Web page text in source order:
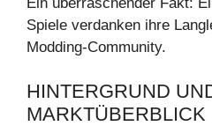
Spiele verdanken ihre
Modding-Community.
HINTERGRUND
MARKTÜBERBLICK